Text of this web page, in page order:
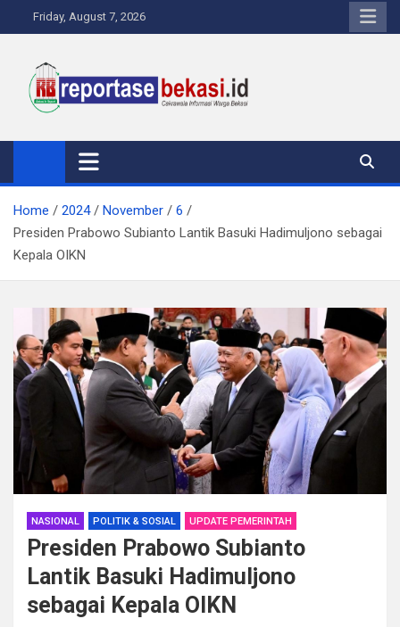
to
Friday, August 7, 2026
Reportase Bekasi
Cakrawala Informasi Warga Bekasi
Home 2024 November
6
Presiden Prabowo Subianto Lantik Basuki Hadimuljono sebagai
Kepala OIKN
NASIONAL POLITIK & SOSIAL UPDATE PEMERINTAH
Presiden Prabowo Subianto
Lantik Basuki Hadimuljono
sebagai Kepala OIKN